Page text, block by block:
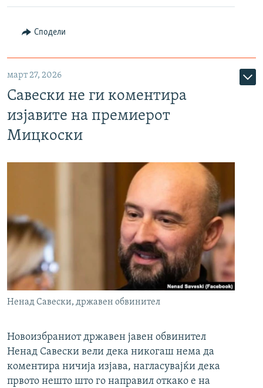
Сподели
март 27, 2026
Савески не ги коментира
изјавите на премиерот
Мицкоски
Ненад Савески, државен обвинител
Новоизбраниот државен јавен обвинител
Ненад Савески вели дека никогаш нема да
коментира ничија изјава, нагласувајќи дека
првото нешто што го направил откако е на